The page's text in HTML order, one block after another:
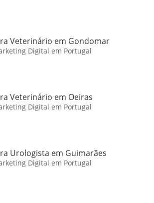
Veterinário em Gondomar
Digital em Portugal
Veterinário em Oeiras
Digital em Portugal
Urologista em Guimarães
Digital em Portugal